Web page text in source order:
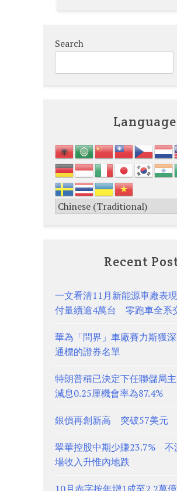
Search
Language
Recent
一文看清11月新能源車廠表
付量續逾4萬台 零跑車全系
華為「問界」車廠賽力斯獲
通標的證券名單
特朗普稱已決定下任聯儲局
減息0.25厘機會率為87.4%
銀價再創新高 突破57美元
翠華控股中期少賺23.7%
場收入升惟內地跌